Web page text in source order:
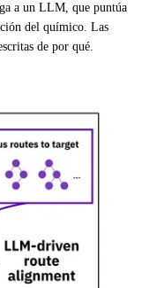
a un LLM, que puntúa
del químico. Las
de por qué.